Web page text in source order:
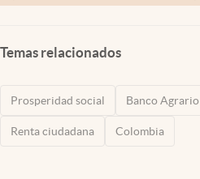
Temas relacionados
Prosperidad social Banco Agrario
Renta ciudadana Colombia